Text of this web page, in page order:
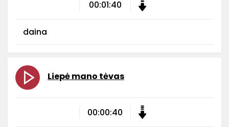
00:01:40
daina
Liepė mano tėvas
00:00:40